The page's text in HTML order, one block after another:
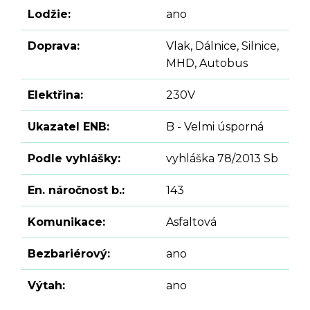
Lodžie: ano
Doprava:
Vlak, Dálnice, Silnice,
MHD, Autobus
Elektřina: 230V
Ukazatel ENB: B - Velmi úsporná
Podle vyhlášky: vyhláška 78/2013 Sb
En. náročnost b.: 143
Komunikace: Asfaltová
Bezbariérový: ano
Výtah: ano